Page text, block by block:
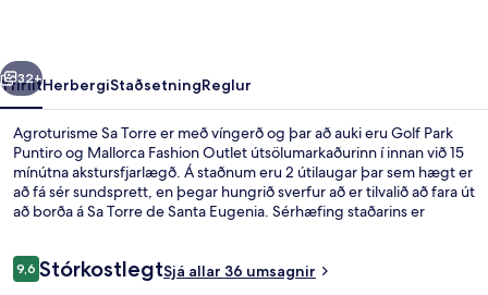
Næsta
32+
YfirlitHerbergiStaðsetningReglur
Agroturisme Sa Torre er með víngerð og þar að auki eru Golf Park
Puntiro og Mallorca Fashion Outlet útsölumarkaðurinn í innan við 15
mínútna akstursfjarlægð. Á staðnum eru 2 útilaugar þar sem hægt er
að fá sér sundsprett, en þegar hungrið sverfur að er tilvalið að fara út
að borða á Sa Torre de Santa Eugenia. Sérhæfing staðarins er
sem þú getur hlakkað til að njóta á þessu sveitasetri í
Umsagnir
9,69,6 af 10
StórkostlegtSjá allar 36 umsagnir